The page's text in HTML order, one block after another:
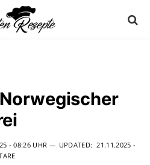
- 08:26 UHR UPDATED: 21.11.2025 -